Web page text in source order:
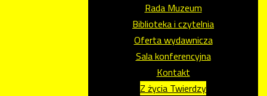
Rada Muzeum
Biblioteka i czytelnia
Oferta wydawnicza
Sala konferencyjna
Kontakt
Z życia Twierdzy